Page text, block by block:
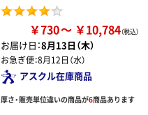
￥730 ￥10,784
お届け日：8月13日（木）
お急ぎ便：8月12日（水）
アスクル在庫商品
厚さ・販売単位違いの商品が6商品あります